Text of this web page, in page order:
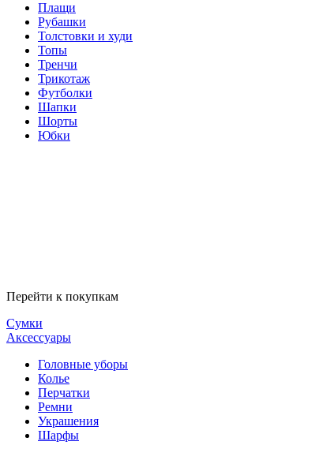
Плащи
Рубашки
Толстовки и худи
Топы
Тренчи
Трикотаж
Футболки
Шапки
Шорты
Юбки
Перейти к покупкам
Сумки
Аксессуары
Головные уборы
Колье
Перчатки
Ремни
Украшения
Шарфы